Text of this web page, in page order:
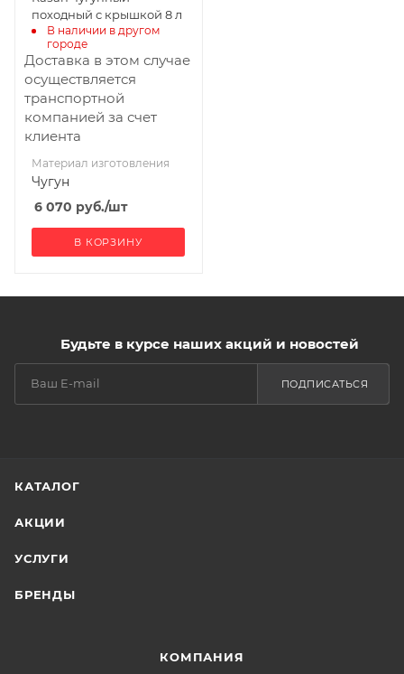
походный с крышкой 8 л
В наличии в другом
городе
Доставка в этом случае
осуществляется
транспортной
компанией за счет
клиента
Материал изготовления
Чугун
6 070 руб./шт
В КОРЗИНУ
Будьте в курсе наших акций и новостей
ПОДПИСАТЬСЯ
КАТАЛОГ
АКЦИИ
УСЛУГИ
БРЕНДЫ
КОМПАНИЯ